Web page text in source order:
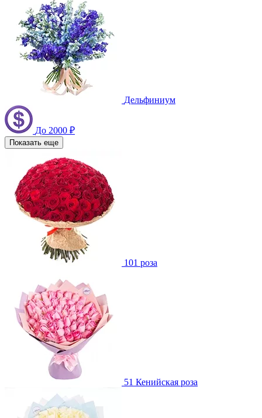
Дельфиниум
До 2000 ₽
Показать еще
101 роза
51 Кенийская роза